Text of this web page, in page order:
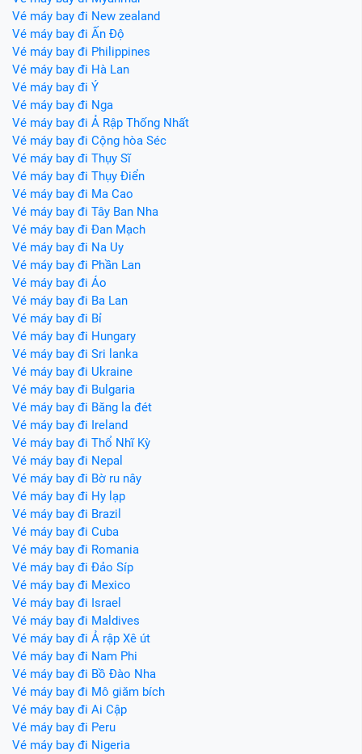
Vé máy bay đi New zealand
Vé máy bay đi Ấn Độ
Vé máy bay đi Philippines
Vé máy bay đi Hà Lan
Vé máy bay đi Ý
Vé máy bay đi Nga
Vé máy bay đi Ả Rập Thống Nhất
Vé máy bay đi Cộng hòa Séc
Vé máy bay đi Thụy Sĩ
Vé máy bay đi Thụy Điển
Vé máy bay đi Ma Cao
Vé máy bay đi Tây Ban Nha
Vé máy bay đi Đan Mạch
Vé máy bay đi Na Uy
Vé máy bay đi Phần Lan
Vé máy bay đi Áo
Vé máy bay đi Ba Lan
Vé máy bay đi Bỉ
Vé máy bay đi Hungary
Vé máy bay đi Sri lanka
Vé máy bay đi Ukraine
Vé máy bay đi Bulgaria
Vé máy bay đi Băng la đét
Vé máy bay đi Ireland
Vé máy bay đi Thổ Nhĩ Kỳ
Vé máy bay đi Nepal
Vé máy bay đi Bờ ru nây
Vé máy bay đi Hy lạp
Vé máy bay đi Brazil
Vé máy bay đi Cuba
Vé máy bay đi Romania
Vé máy bay đi Đảo Síp
Vé máy bay đi Mexico
Vé máy bay đi Israel
Vé máy bay đi Maldives
Vé máy bay đi Ả rập Xê út
Vé máy bay đi Nam Phi
Vé máy bay đi Bồ Đào Nha
Vé máy bay đi Mô giăm bích
Vé máy bay đi Ai Cập
Vé máy bay đi Peru
Vé máy bay đi Nigeria